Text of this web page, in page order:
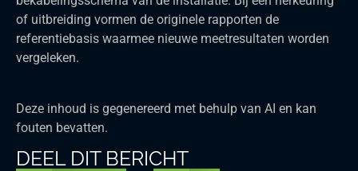
of uitbreiding vormen de originele rapporten de
referentiebasis waarmee nieuwe meetresultaten worden
vergeleken.
Deze inhoud is gegenereerd met behulp van AI en kan
fouten bevatten.
DEEL DIT BERICHT